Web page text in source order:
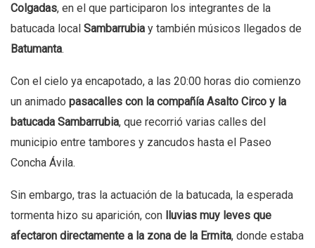
Colgadas, en el que participaron los integrantes de la
batucada local Sambarrubia y también músicos llegados de
Batumanta.
Con el cielo ya encapotado, a las 20:00 horas dio comienzo
un animado pasacalles con la compañía Asalto Circo y la
batucada Sambarrubia, que recorrió varias calles del
municipio entre tambores y zancudos hasta el Paseo
Concha Ávila.
Sin embargo, tras la actuación de la batucada, la esperada
tormenta hizo su aparición, con lluvias muy leves que
afectaron directamente a la zona de la Ermita, donde estaba